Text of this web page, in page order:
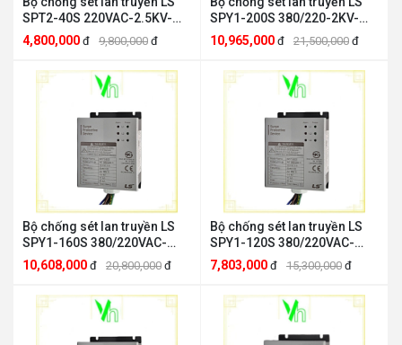
SPT2-40S 220VAC-2.5KV-
40KA 3W+G LS ELECTRIC
SPT2-40S
4,800,000 đ 9,800,000 đ
SPY1-200S 380/220-2KV-
200KA 4W+G LS ELECTRIC
SPY1-200S
10,965,000 đ 21,500,000 đ
Bộ chống sét lan truyền LS
SPY1-160S 380/220VAC-
2.0KV-160KA 4W+G LS
ELECTRIC SPY1-160S
10,608,000 đ 20,800,000 đ
Bộ chống sét lan truyền LS
SPY1-120S 380/220VAC-
2.0KV-120KA 4W+G LS
ELECTRIC SPY1-120S
7,803,000 đ 15,300,000 đ